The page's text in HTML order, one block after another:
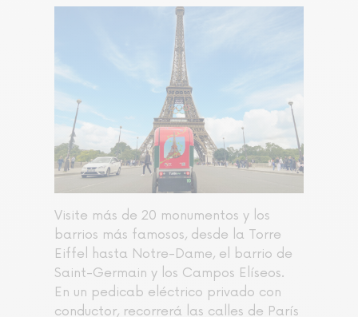
Visite más de 20 monumentos y los
barrios más famosos, desde la Torre
Eiffel hasta Notre-Dame, el barrio de
Saint-Germain y los Campos Elíseos.
En un pedicab eléctrico privado con
conductor, recorrerá las calles de París